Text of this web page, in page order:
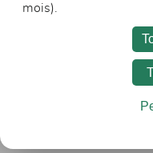
Recevoir
mois).